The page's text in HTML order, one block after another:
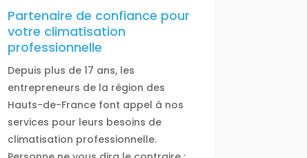
Partenaire de confiance pour
votre climatisation
professionnelle
Depuis plus de 17 ans, les
entrepreneurs de la région des
Hauts-de-France font appel à nos
services pour leurs besoins de
climatisation professionnelle.